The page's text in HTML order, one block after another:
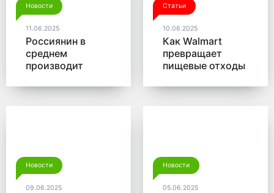
Новости
11.06.2025
Россиянин в
среднем
производит
мусора в год
Статьи
10.06.2025
Как Walmart
превращает
пищевые отходы
Новости
09.06.2025
Новости
05.06.2025